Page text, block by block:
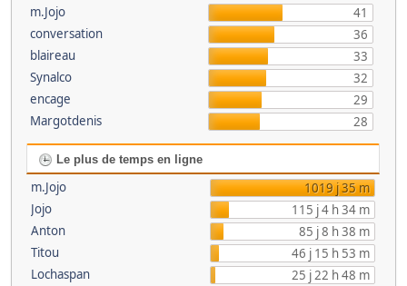
m.Jojo
41
conversation
36
blaireau
33
Synalco
32
encage
29
Margotdenis
28
Le plus de temps en ligne
m.Jojo
1019 j 35 m
Jojo
115 j 4 h 34 m
Anton
85 j 8 h 38 m
Titou
46 j 15 h 53 m
Lochaspan
25 j 22 h 48 m